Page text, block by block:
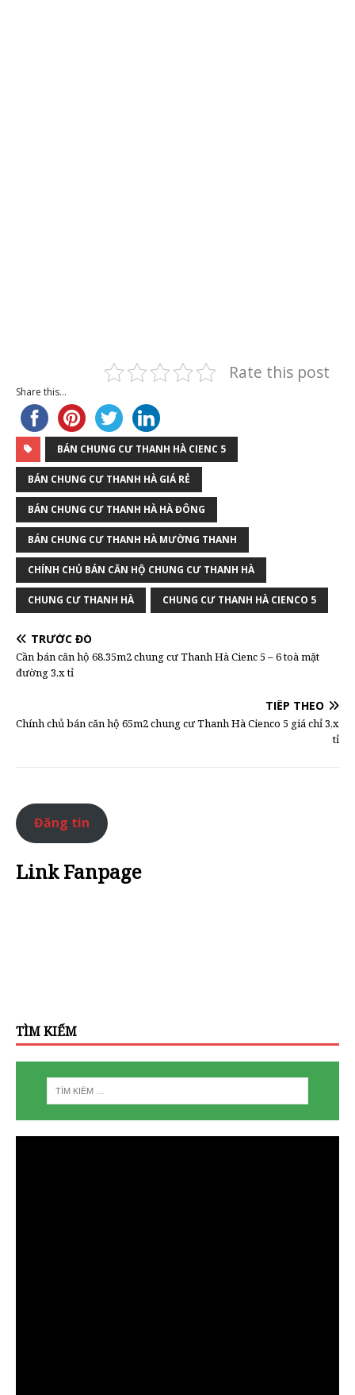
Rate this post
Share this...
BÁN CHUNG CƯ THANH HÀ CIENC 5
BÁN CHUNG CƯ THANH HÀ GIÁ RẺ
BÁN CHUNG CƯ THANH HÀ HÀ ĐÔNG
BÁN CHUNG CƯ THANH HÀ MƯỜNG THANH
CHÍNH CHỦ BÁN CĂN HỘ CHUNG CƯ THANH HÀ
CHUNG CƯ THANH HÀ CHUNG CƯ THANH HÀ CIENCO 5
TRƯỚC ĐÓ
Cần bán căn hộ 68.35m2 chung cư Thanh Hà Cienc 5 – 6 toà mặt
đường 3,x tỉ
TIẾP THEO
Chính chủ bán căn hộ 65m2 chung cư Thanh Hà Cienco 5 giá chỉ 3,x
tỉ
Đăng tin
Link Fanpage
TÌM KIẾM